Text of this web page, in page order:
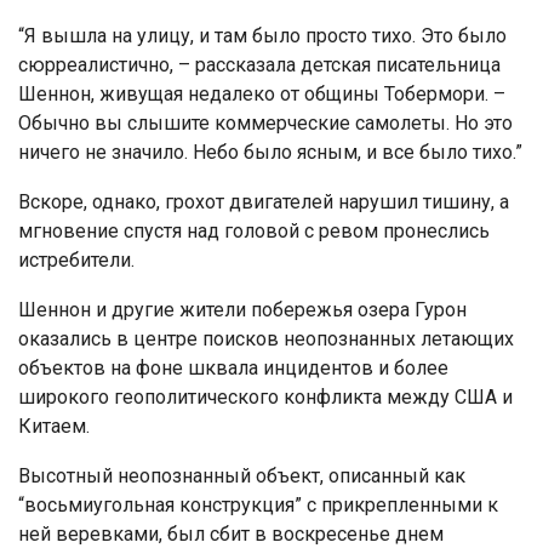
“Я вышла на улицу, и там было просто тихо. Это было
сюрреалистично, – рассказала детская писательница
Шеннон, живущая недалеко от общины Тобермори. –
Обычно вы слышите коммерческие самолеты. Но это
ничего не значило. Небо было ясным, и все было тихо.”
Вскоре, однако, грохот двигателей нарушил тишину, а
мгновение спустя над головой с ревом пронеслись
истребители.
Шеннон и другие жители побережья озера Гурон
оказались в центре поисков неопознанных летающих
объектов на фоне шквала инцидентов и более
широкого геополитического конфликта между США и
Китаем.
Высотный неопознанный объект, описанный как
“восьмиугольная конструкция” с прикрепленными к
ней веревками, был сбит в воскресенье днем